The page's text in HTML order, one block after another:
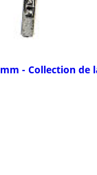
- Collection de